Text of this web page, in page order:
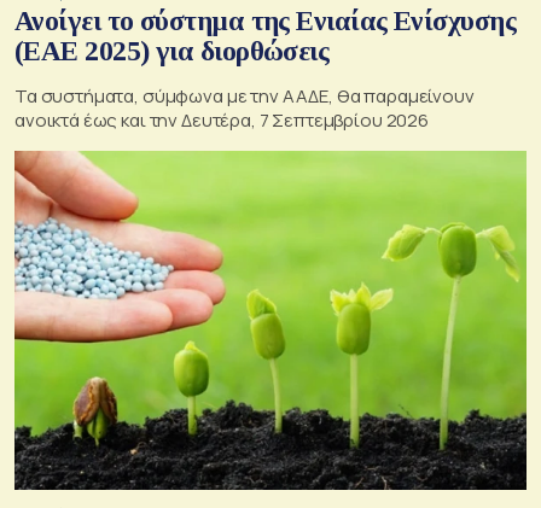
Ανοίγει το σύστημα της Ενιαίας Ενίσχυσης
(ΕΑΕ 2025) για διορθώσεις
Τα συστήματα, σύμφωνα με την ΑΑΔΕ, θα παραμείνουν
ανοικτά έως και την Δευτέρα, 7 Σεπτεμβρίου 2026